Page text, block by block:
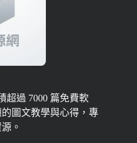
超過 7000 篇免費軟
圖文教學與心得，專
。